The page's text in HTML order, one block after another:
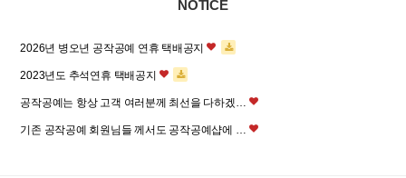
NOTICE
2026년 병오년 공작공예 연휴 택배공지
2023년도 추석연휴 택배공지
공작공예는 항상 고객 여러분께 최선을 다하겠…
기존 공작공예 회원님들 께서도 공작공예샵에 …